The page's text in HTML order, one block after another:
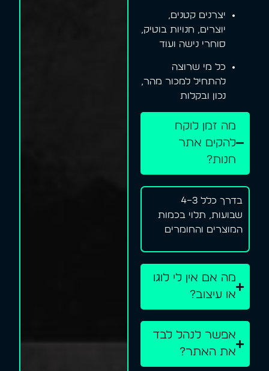
יצרנים קטנים,
יוצרים, חנויות בוטיק,
סוחרי נישה ועוד
כל מי שרוצה
להתחיל למכור מהר,
נכון ובקלות
מה זמן לוקח
להקים אתר
חנות?
בדרך כלל 3–4
שבועות, תלוי בכמות
המוצרים והחומרים
מה אם אין לי לוגו
או עיצוב?
אפשר לנהל לבד
את האתר?